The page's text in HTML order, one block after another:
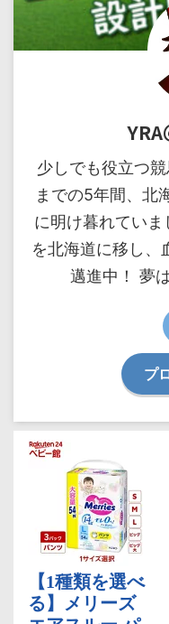
少しでも役立つ
までの5年間、北
に明け暮れてい
を北海道に移し、
邁進中！ 夢
プ